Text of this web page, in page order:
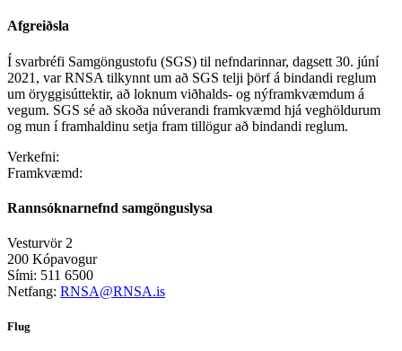
Afgreiðsla
Í svarbréfi Samgöngustofu (SGS) til nefndarinnar, dagsett 30. júní
2021, var RNSA tilkynnt um að SGS telji þörf á bindandi reglum
um öryggisúttektir, að loknum viðhalds- og nýframkvæmdum á
vegum. SGS sé að skoða núverandi framkvæmd hjá veghöldurum
og mun í framhaldinu setja fram tillögur að bindandi reglum.
Verkefni:
Framkvæmd:
Rannsóknarnefnd samgönguslysa
Vesturvör 2
200 Kópavogur
Sími: 511 6500
Netfang: RNSA@RNSA.is
Flug